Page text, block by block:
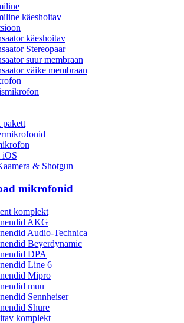
käeshoitav
käeshoitav
Stereopaar
suur membraan
väike membraan
pakett
& Shotgun
mikrofonid
komplekt
AKG
Audio-Technica
Beyerdynamic
DPA
Line 6
Mipro
muu
Sennheiser
Shure
komplekt